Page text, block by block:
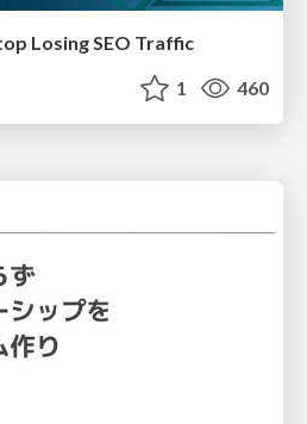
Losing SEO Traffic
1 460